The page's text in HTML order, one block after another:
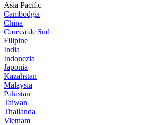
Asia Pacific
Cambodgia
China
Coreea de Sud
Filipine
India
Indonezia
Japonia
Kazahstan
Malaysia
Pakistan
Taiwan
Thailanda
Vietnam